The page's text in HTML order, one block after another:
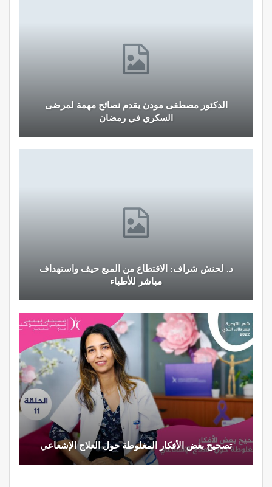
الدكتور مصطفى مودن يقدم نصائح مهمة لمرضى
السكري في رمضان
د. لحنش شراف: الاقتطاع من المبع حيف واستهداف
مباشر للأطباء
تصحيح بعض الأفكار المغلوطة حول العلاج الإشعاعي